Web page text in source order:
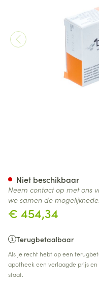
€ 454,34
Terugbetaalbaar
Als je recht hebt op een
apotheek een verlaagde prijs
staat.
Niet beschikbaar
Neem contact op met ons
we samen de